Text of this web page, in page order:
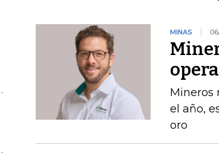
MINAS
Mineros
el año,
oro